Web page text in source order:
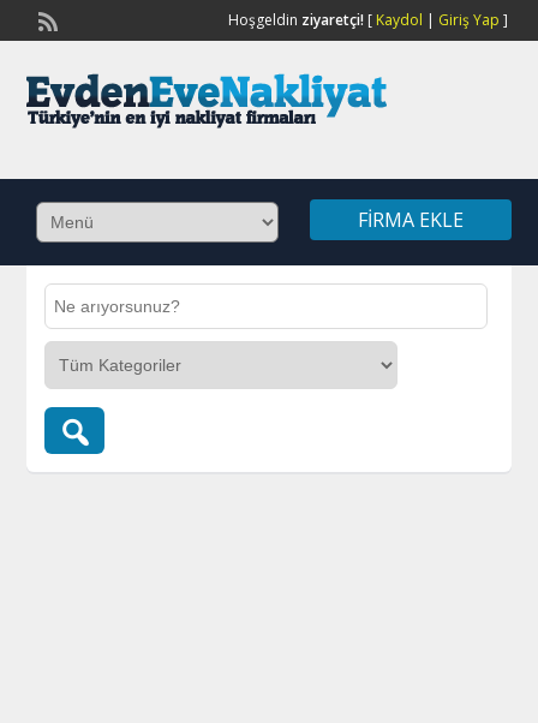
Hoşgeldin ziyaretçi![ Kaydol | Giriş Yap ]
FIRMA EKLE